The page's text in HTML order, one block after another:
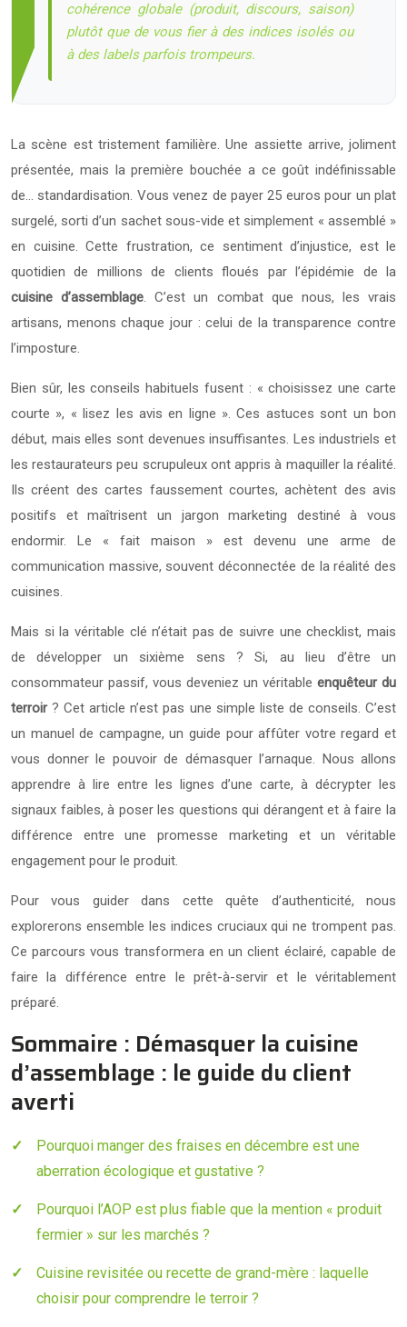
cohérence globale (produit, discours, saison)
plutôt que de vous fier à des indices isolés ou
à des labels parfois trompeurs.
La scène est tristement familière. Une assiette arrive, joliment
présentée, mais la première bouchée a ce goût indéfinissable
de… standardisation. Vous venez de payer 25 euros pour un plat
surgelé, sorti d’un sachet sous-vide et simplement « assemblé »
en cuisine. Cette frustration, ce sentiment d’injustice, est le
quotidien de millions de clients floués par l’épidémie de la
cuisine d’assemblage. C’est un combat que nous, les vrais
artisans, menons chaque jour : celui de la transparence contre
l’imposture.
Bien sûr, les conseils habituels fusent : « choisissez une carte
courte », « lisez les avis en ligne ». Ces astuces sont un bon
début, mais elles sont devenues insuffisantes. Les industriels et
les restaurateurs peu scrupuleux ont appris à maquiller la réalité.
Ils créent des cartes faussement courtes, achètent des avis
positifs et maîtrisent un jargon marketing destiné à vous
endormir. Le « fait maison » est devenu une arme de
communication massive, souvent déconnectée de la réalité des
cuisines.
Mais si la véritable clé n’était pas de suivre une checklist, mais
de développer un sixième sens ? Si, au lieu d’être un
consommateur passif, vous deveniez un véritable enquêteur du
terroir? Cet article n’est pas une simple liste de conseils. C’est
un manuel de campagne, un guide pour affûter votre regard et
vous donner le pouvoir de démasquer l’arnaque. Nous allons
apprendre à lire entre les lignes d’une carte, à décrypter les
signaux faibles, à poser les questions qui dérangent et à faire la
différence entre une promesse marketing et un véritable
engagement pour le produit.
Pour vous guider dans cette quête d’authenticité, nous
explorerons ensemble les indices cruciaux qui ne trompent pas.
Ce parcours vous transformera en un client éclairé, capable de
faire la différence entre le prêt-à-servir et le véritablement
préparé.
Sommaire : Démasquer la cuisine
d’assemblage : le guide du client
averti
Pourquoi manger des fraises en décembre est une
aberration écologique et gustative ?
Pourquoi l’AOP est plus fiable que la mention « produit
fermier » sur les marchés ?
Cuisine revisitée ou recette de grand-mère : laquelle
choisir pour comprendre le terroir ?